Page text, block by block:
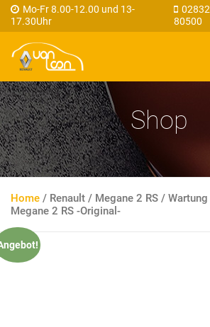
Mo-Fr 8.00-12.00 und 13-
17.30Uhr
02832
80500
Shop
Home / Renault / Megane 2 RS / Wartung
Megane 2 RS -Original-